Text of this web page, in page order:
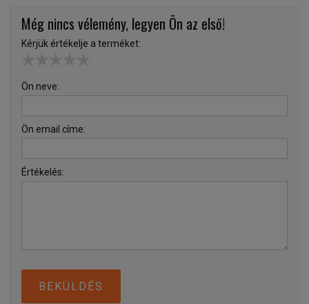
Még nincs vélemény, legyen Ön az első!
Kérjük értékelje a terméket:
Ön neve:
Ön email címe:
Értékelés:
BEKÜLDÉS